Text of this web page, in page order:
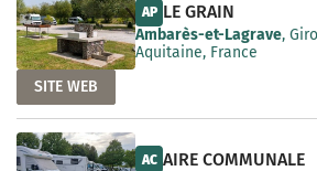
AP LE GRAIN
Ambarès-et-Lagrave,
Aquitaine, France
SITE WEB
AC AIRE COMMUNALE